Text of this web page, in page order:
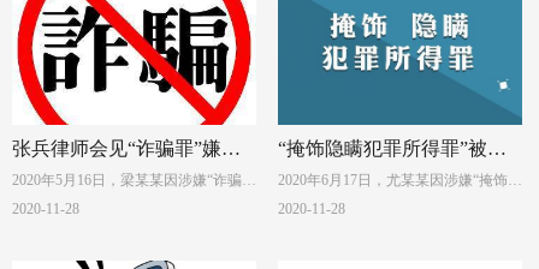
张兵律师会见“诈骗罪”嫌疑
人梁某某
2020年5月16日，梁某某因涉嫌“诈骗
罪”被上海市公安局嘉定分局抓获，并
区看守所。梁某某家属在得知梁某某
2020-11-28
“掩饰隐瞒犯罪所得罪”被告
人尤某某获从轻判决
2020年6月17日，尤某某因涉嫌“掩饰隐
瞒犯罪所得罪”被上海市公安局黄浦分
2020-11-28